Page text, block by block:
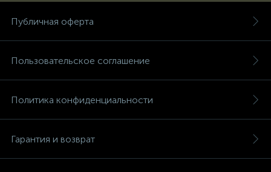
Публичная оферта
Пользовательское соглашение
Политика конфиденциальности
Гарантия и возврат